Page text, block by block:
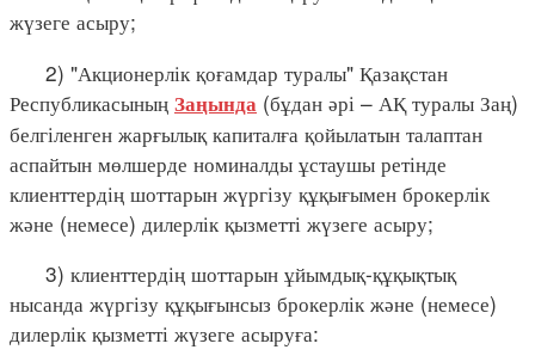
жүзеге асыру;
2) "Акционерлік қоғамдар туралы" Қазақстан
Республикасының Заңында (бұдан әрі – АҚ туралы Заң)
белгіленген жарғылық капиталға қойылатын талаптан
аспайтын мөлшерде номиналды ұстаушы ретінде
клиенттердің шоттарын жүргізу құқығымен брокерлік
және (немесе) дилерлік қызметті жүзеге асыру;
3) клиенттердің шоттарын ұйымдық-құқықтық
нысанда жүргізу құқығынсыз брокерлік және (немесе)
дилерлік қызметті жүзеге асыруға: